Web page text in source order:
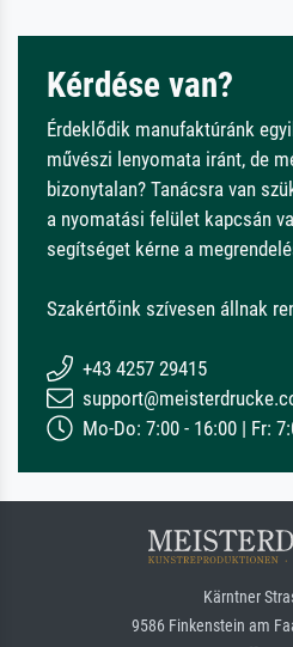
Kérdése van?
Érdeklődik manufaktúránk
művészi lenyomata iránt, de
bizonytalan? Tanácsra van
a nyomatási felület kapcsán
segítséget kérne a
Szakértőink szívesen állnak
+43 4257 29415
Mo-Do: 7:00 - 16:00 | Fr:
Kärntner
9586 Finkenstein am